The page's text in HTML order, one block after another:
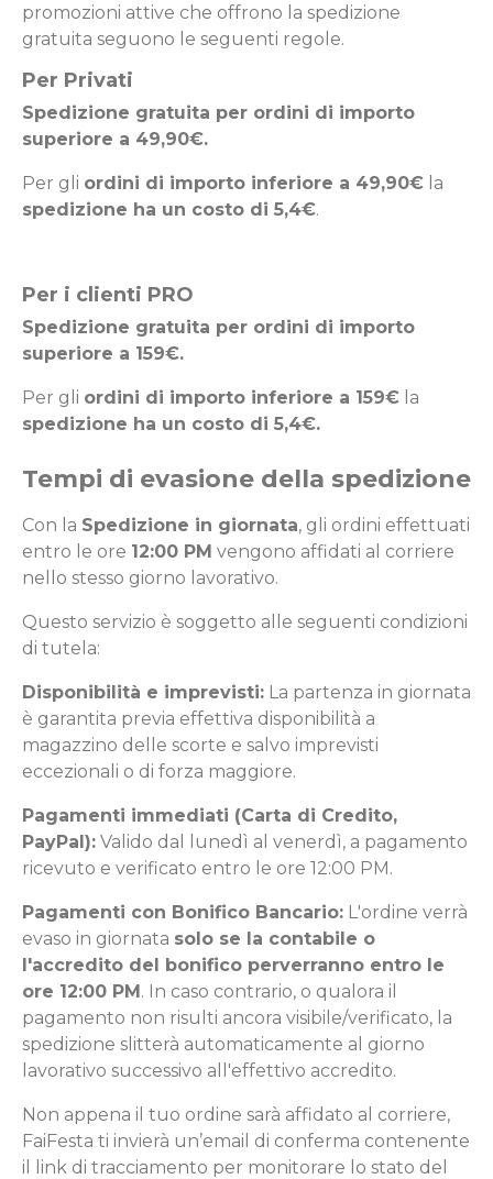
promozioni attive che offrono la spedizione
gratuita seguono le seguenti regole.
Per Privati
Spedizione gratuita per ordini di importo
superiore a 49,90€.
Per gli ordini di importo inferiore a 49,90€ la
spedizione ha un costo di 5,4€.
Per i clienti PRO
Spedizione gratuita per ordini di importo
superiore a 159€.
Per gli ordini di importo inferiore a 159€ la
spedizione ha un costo di 5,4€.
Tempi di evasione della spedizione
Con la Spedizione in giornata, gli ordini effettuati
entro le ore 12:00 PM vengono affidati al corriere
nello stesso giorno lavorativo.
Questo servizio è soggetto alle seguenti condizioni
di tutela:
Disponibilità e imprevisti: La partenza in giornata
è garantita previa effettiva disponibilità a
magazzino delle scorte e salvo imprevisti
eccezionali o di forza maggiore.
Pagamenti immediati (Carta di Credito,
PayPal): Valido dal lunedì al venerdì, a pagamento
ricevuto e verificato entro le ore 12:00 PM.
Pagamenti con Bonifico Bancario: L'ordine verrà
evaso in giornata solo se la contabile o
l'accredito del bonifico perverranno entro le
ore 12:00 PM. In caso contrario, o qualora il
pagamento non risulti ancora visibile/verificato, la
spedizione slitterà automaticamente al giorno
lavorativo successivo all'effettivo accredito.
Non appena il tuo ordine sarà affidato al corriere,
FaiFesta ti invierà un’email di conferma contenente
il link di tracciamento per monitorare lo stato del